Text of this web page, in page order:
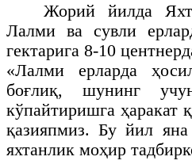
Жорий йилда
Лалми ва сувли
гектарига 8-10
«Лалми ерларда
боғлиқ, шунинг
кўпайтиришга ҳаракат
қазияпмиз. Бу йил
яхтанлик моҳир